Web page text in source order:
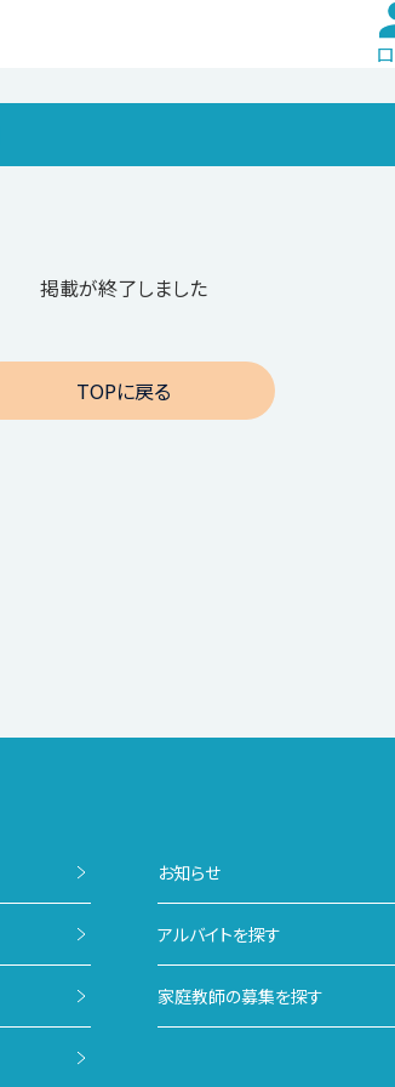
掲載が終了しました
TOPに戻る
アルバイトを探す
家庭教師の募集を探す
お知らせ